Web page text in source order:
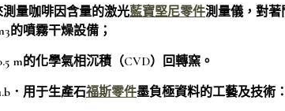
量咖啡因含量的激光藍寶堅尼零件測量儀，對著
的噴霧干燥設備；
m的化學氣相沉積（CVD）回轉窯。
．用于生產石福斯零件墨負極資料的工藝及技術：